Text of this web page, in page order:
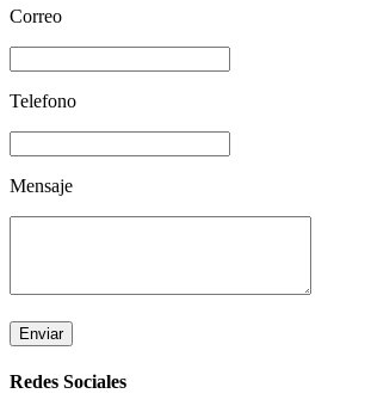
Correo
Telefono
Mensaje
Enviar
Redes Sociales